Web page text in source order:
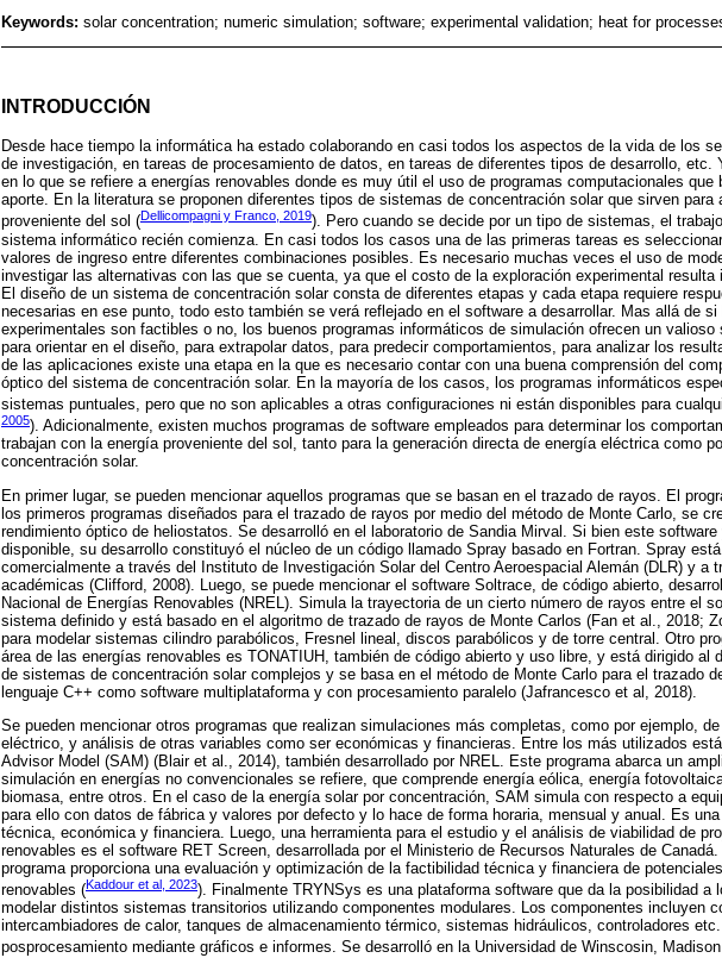
Keywords: solar concentration; numeric simulation; software; experimental validation; heat for
INTRODUCCIÓN
Desde hace tiempo la informática ha estado colaborando en casi todos los aspectos de la vida de los
de investigación, en tareas de procesamiento de datos, en tareas de diferentes tipos de desarrollo, etc.
en lo que se refiere a energías renovables donde es muy útil el uso de programas computacionales que
aporte. En la literatura se proponen diferentes tipos de sistemas de concentración solar que sirven para
proveniente del sol (Dellicompagni y Franco, 2019). Pero cuando se decide por un tipo de sistemas, el
sistema informático recién comienza. En casi todos los casos una de las primeras tareas es
valores de ingreso entre diferentes combinaciones posibles. Es necesario muchas veces el uso de
investigar las alternativas con las que se cuenta, ya que el costo de la exploración experimental resulta
El diseño de un sistema de concentración solar consta de diferentes etapas y cada etapa requiere
necesarias en ese punto, todo esto también se verá reflejado en el software a desarrollar. Mas allá de si
experimentales son factibles o no, los buenos programas informáticos de simulación ofrecen un valioso
para orientar en el diseño, para extrapolar datos, para predecir comportamientos, para analizar los
de las aplicaciones existe una etapa en la que es necesario contar con una buena comprensión del
óptico del sistema de concentración solar. En la mayoría de los casos, los programas informáticos
sistemas puntuales, pero que no son aplicables a otras configuraciones ni están disponibles para
2005). Adicionalmente, existen muchos programas de software empleados para determinar los
trabajan con la energía proveniente del sol, tanto para la generación directa de energía eléctrica como
concentración solar.
En primer lugar, se pueden mencionar aquellos programas que se basan en el trazado de rayos. El
los primeros programas diseñados para el trazado de rayos por medio del método de Monte Carlo, se
rendimiento óptico de heliostatos. Se desarrolló en el laboratorio de Sandia Mirval. Si bien este
disponible, su desarrollo constituyó el núcleo de un código llamado Spray basado en Fortran. Spray
comercialmente a través del Instituto de Investigación Solar del Centro Aeroespacial Alemán (DLR) y a
académicas (Clifford, 2008). Luego, se puede mencionar el software Soltrace, de código abierto,
Nacional de Energías Renovables (NREL). Simula la trayectoria de un cierto número de rayos entre el
sistema definido y está basado en el algoritmo de trazado de rayos de Monte Carlos (Fan et al., 2018;
para modelar sistemas cilindro parabólicos, Fresnel lineal, discos parabólicos y de torre central. Otro
área de las energías renovables es TONATIUH, también de código abierto y uso libre, y está dirigido al
de sistemas de concentración solar complejos y se basa en el método de Monte Carlo para el trazado
lenguaje C++ como software multiplataforma y con procesamiento paralelo (Jafrancesco et al, 2018).
Se pueden mencionar otros programas que realizan simulaciones más completas, como por ejemplo,
eléctrico, y análisis de otras variables como ser económicas y financieras. Entre los más utilizados
Advisor Model (SAM) (Blair et al., 2014), también desarrollado por NREL. Este programa abarca un
simulación en energías no convencionales se refiere, que comprende energía eólica, energía
biomasa, entre otros. En el caso de la energía solar por concentración, SAM simula con respecto a
para ello con datos de fábrica y valores por defecto y lo hace de forma horaria, mensual y anual. Es
técnica, económica y financiera. Luego, una herramienta para el estudio y el análisis de viabilidad de
renovables es el software RET Screen, desarrollada por el Ministerio de Recursos Naturales de
programa proporciona una evaluación y optimización de la factibilidad técnica y financiera de
renovables (Kaddour et al, 2023). Finalmente TRYNSys es una plataforma software que da la posibilidad a
modelar distintos sistemas transitorios utilizando componentes modulares. Los componentes incluyen
intercambiadores de calor, tanques de almacenamiento térmico, sistemas hidráulicos, controladores
posprocesamiento mediante gráficos e informes. Se desarrolló en la Universidad de Winscosin,